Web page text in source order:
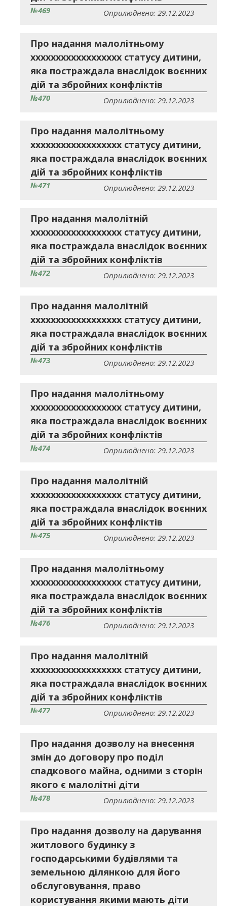
№469 Оприлюднено: 29.12.2023
Про надання малолітньому
хххххххххххххххххх статусу дитини,
яка постраждала внаслідок воєнних
дій та збройних конфліктів
№470 Оприлюднено: 29.12.2023
Про надання малолітньому
хххххххххххххххххх статусу дитини,
яка постраждала внаслідок воєнних
дій та збройних конфліктів
№471 Оприлюднено: 29.12.2023
Про надання малолітній
хххххххххххххххххх статусу дитини,
яка постраждала внаслідок воєнних
дій та збройних конфліктів
№472 Оприлюднено: 29.12.2023
Про надання малолітній
хххххххххххххххххх статусу дитини,
яка постраждала внаслідок воєнних
дій та збройних конфліктів
№473 Оприлюднено: 29.12.2023
Про надання малолітньому
хххххххххххххххххх статусу дитини,
яка постраждала внаслідок воєнних
дій та збройних конфліктів
№474 Оприлюднено: 29.12.2023
Про надання малолітній
хххххххххххххххххх статусу дитини,
яка постраждала внаслідок воєнних
дій та збройних конфліктів
№475 Оприлюднено: 29.12.2023
Про надання малолітньому
хххххххххххххххххх статусу дитини,
яка постраждала внаслідок воєнних
дій та збройних конфліктів
№476 Оприлюднено: 29.12.2023
Про надання малолітній
хххххххххххххххххх статусу дитини,
яка постраждала внаслідок воєнних
дій та збройних конфліктів
№477 Оприлюднено: 29.12.2023
Про надання дозволу на внесення
змін до договору про поділ
спадкового майна, одними з сторін
якого є малолітні діти
№478 Оприлюднено: 29.12.2023
Про надання дозволу на дарування
житлового будинку з
господарськими будівлями та
земельною ділянкою для його
обслуговування, право
користування якими мають діти